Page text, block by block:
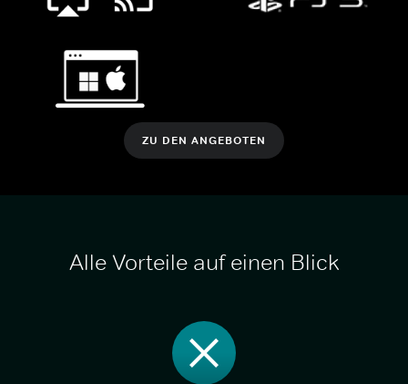
ZU DEN ANGEBOTEN
Alle Vorteile auf einen Blick